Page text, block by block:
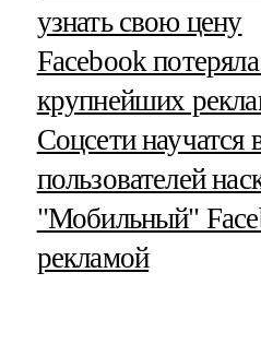
узнать свою цену
Facebook
крупнейших
Соцсети научатся
пользователей
"Мобильный"
рекламой